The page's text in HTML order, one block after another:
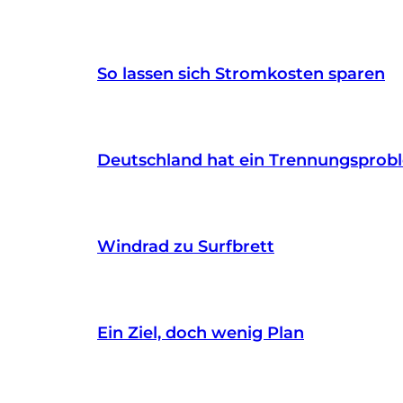
So lassen sich Stromkosten sparen
Deutschland hat ein
Windrad zu Surfbrett
Ein Ziel, doch wenig Plan